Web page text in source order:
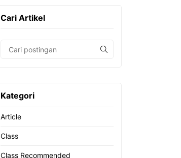
Cari Artikel
Kategori
Article
Class
Class Recommended